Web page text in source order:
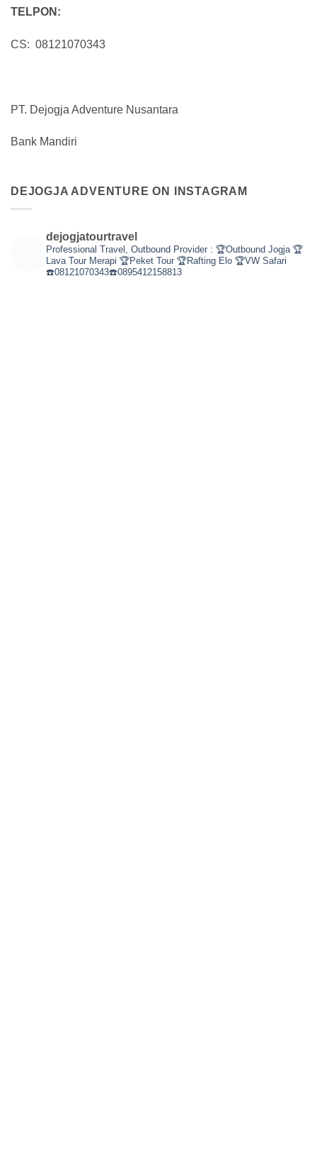
TELPON:
CS: 08121070343
PT. Dejogja Adventure Nusantara
Bank Mandiri
DEJOGJA ADVENTURE ON INSTAGRAM
dejogjatourtravel
Professional Travel, Outbound Provider : 🏆Outbound Jogja 🏆
Lava Tour Merapi 🏆Peket Tour 🏆Rafting Elo 🏆VW Safari
☎️08121070343☎️0895412158813